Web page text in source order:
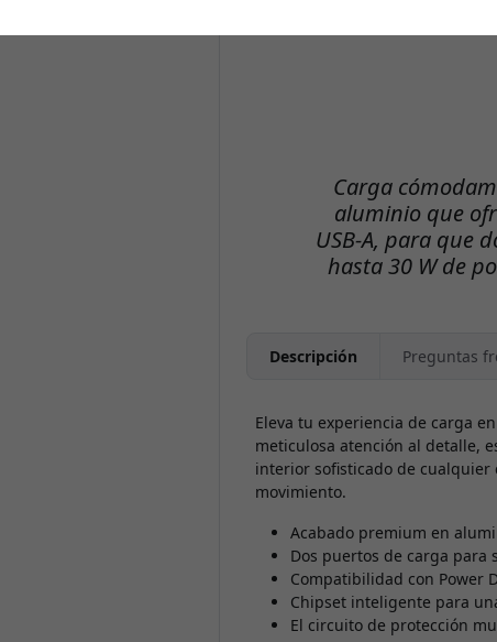
Carga
aluminio que
USB-A, para que
hasta 30 W de
Descripción Preguntas
Eleva tu experiencia de carga
meticulosa atención al detalle,
interior sofisticado de cualquier
movimiento.
Acabado premium en
Dos puertos de carga
Compatibilidad con Power
Chipset inteligente para
El circuito de protección